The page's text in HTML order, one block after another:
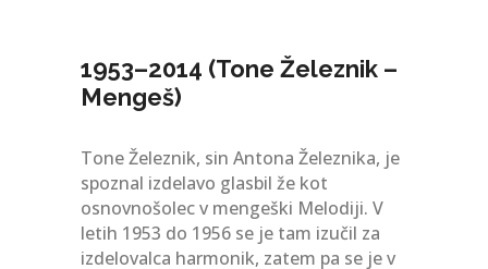
1953–2014 (Tone Železnik –
Mengeš)
Tone Železnik, sin Antona Železnika, je
spoznal izdelavo glasbil že kot
osnovnošolec v mengeški Melodiji. V
letih 1953 do 1956 se je tam izučil za
izdelovalca harmonik, zatem pa se je v